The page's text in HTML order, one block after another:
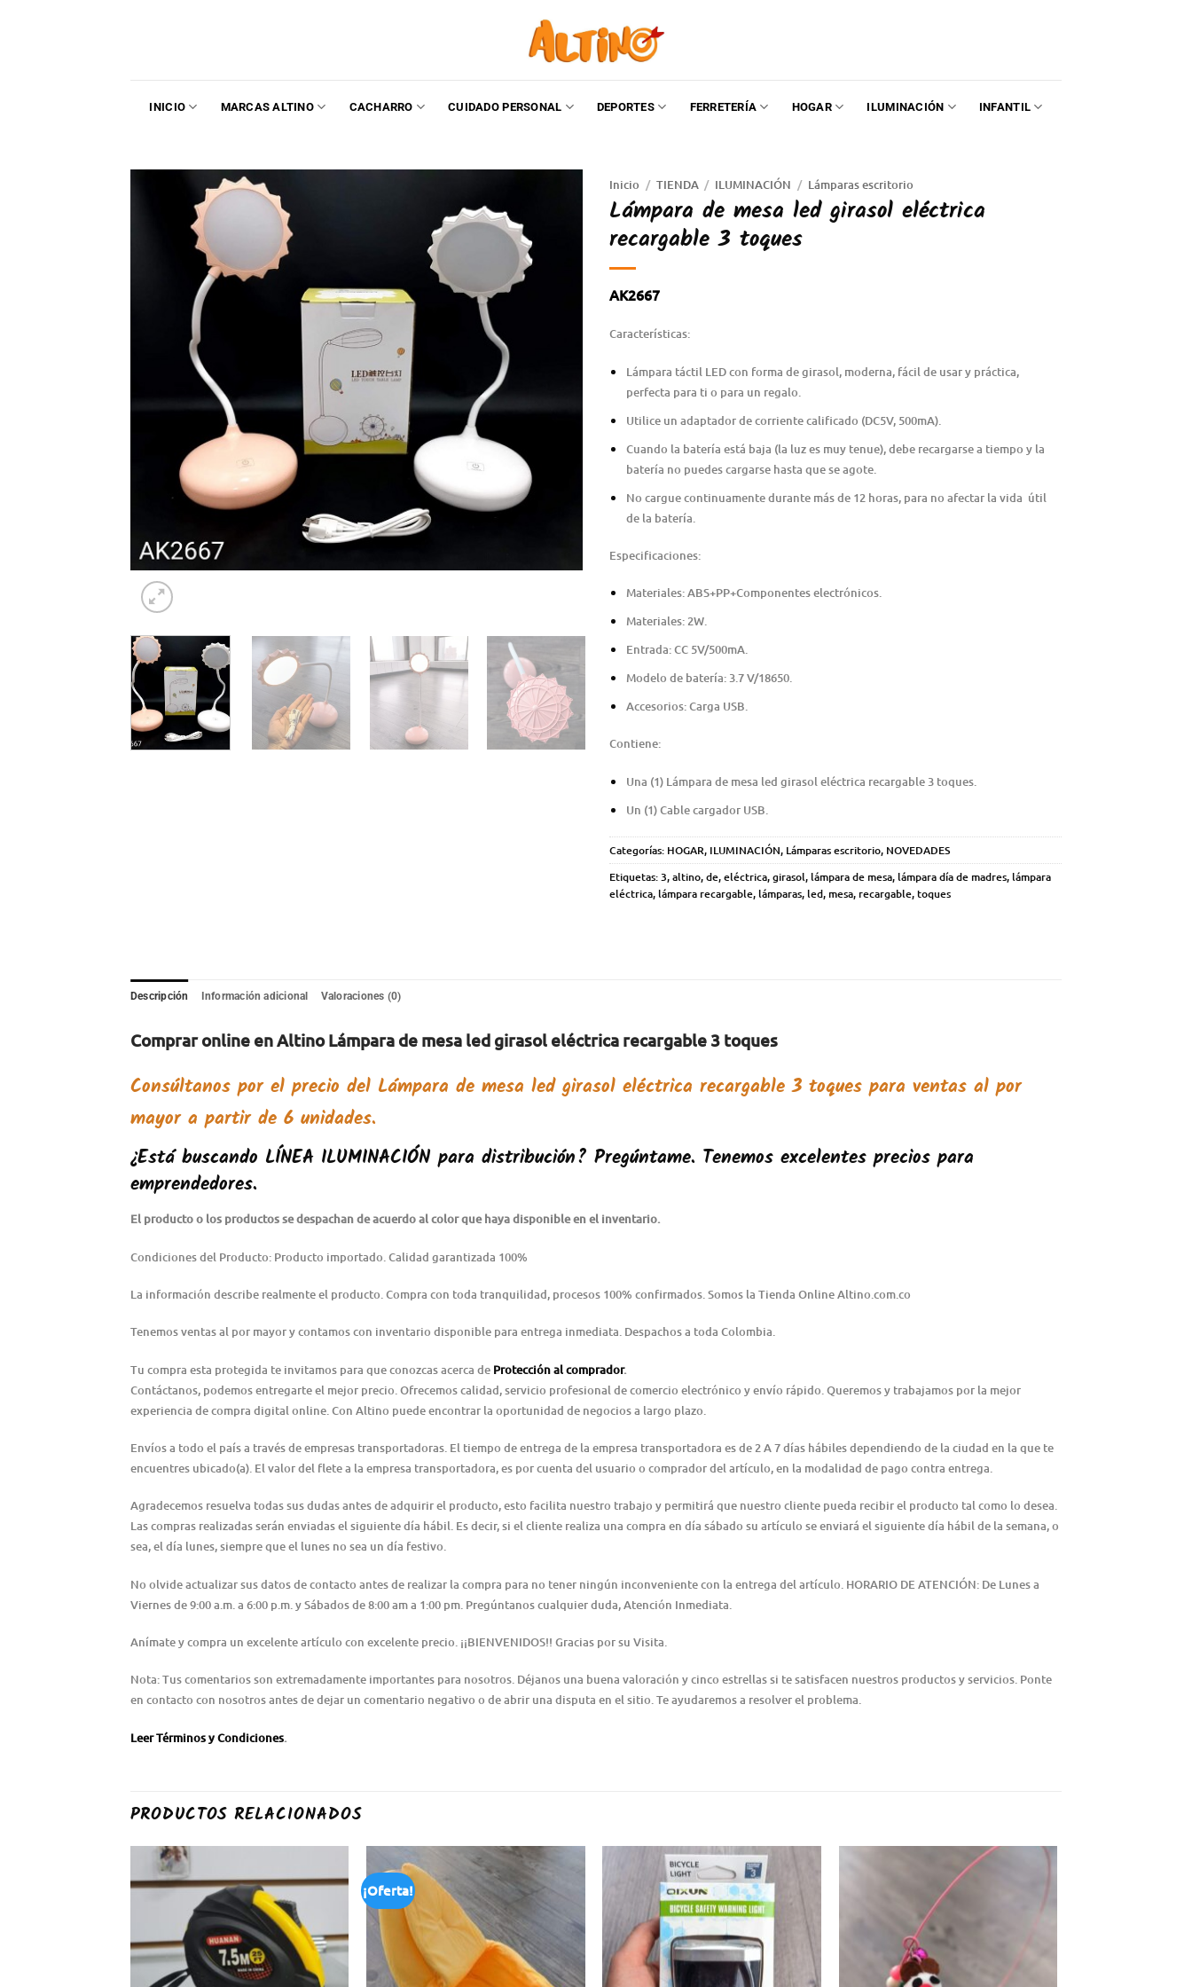
INICIO MARCAS ALTINO CACHARRO CUIDADO PERSONAL DEPORTES FERRETERÍA HOGAR ILUMINACIÓN INFANTIL
Inicio / TIENDA / ILUMINACIÓN / Lámparas escritorio
Lámpara de mesa led girasol eléctrica
recargable 3 toques
AK2667
Características:
Lámpara táctil LED con forma de girasol, moderna, fácil de usar y práctica,
perfecta para ti o para un regalo.
Utilice un adaptador de corriente calificado (DC5V, 500mA).
Cuando la batería está baja (la luz es muy tenue), debe recargarse a tiempo y la
batería no puedes cargarse hasta que se agote.
No cargue continuamente durante más de 12 horas, para no afectar la vida útil
de la batería.
Especificaciones:
Materiales: ABS+PP+Componentes electrónicos.
Materiales: 2W.
Entrada: CC 5V/500mA.
Modelo de batería: 3.7 V/18650.
Accesorios: Carga USB.
Contiene:
Una (1) Lámpara de mesa led girasol eléctrica recargable 3 toques.
Un (1) Cable cargador USB.
Categorías: HOGAR, ILUMINACIÓN, Lámparas escritorio, NOVEDADES
Etiquetas:3,altino,de,eléctrica,girasol, lámpara de mesa, lámpara día de madres, lámpara
eléctrica, lámpara recargable, lámparas, led, mesa, recargable,toques
Descripción Información adicional Valoraciones (0)
Comprar online en Altino Lámpara de mesa led girasol eléctrica recargable 3 toques
Consúltanos por el precio del Lámpara de mesa led girasol eléctrica recargable 3 toquespara ventas al por
mayor a partir de 6 unidades.
¿Está buscando LÍNEA ILUMINACIÓN para distribución? Pregúntame. Tenemos excelentes precios para
emprendedores.
El producto o los productos se despachan de acuerdo al color que haya disponible en el inventario.
Condiciones del Producto: Producto importado. Calidad garantizada 100%
La información describe realmente el producto. Compra con toda tranquilidad, procesos 100% confirmados. Somos la Tienda Online Altino.com.co
Tenemos ventas al por mayor y contamos con inventario disponible para entrega inmediata. Despachos a toda Colombia.
Tu compra esta protegida te invitamos para que conozcas acerca de Protección al comprador.
Contáctanos, podemos entregarte el mejor precio. Ofrecemos calidad, servicio profesional de comercio electrónico y envío rápido. Queremos y trabajamos por la mejor
experiencia de compra digital online. Con Altino puede encontrar la oportunidad de negocios a largo plazo.
Envíos a todo el país a través de empresas transportadoras. El tiempo de entrega de la empresa transportadora es de 2 A 7 días hábiles dependiendo de la ciudad en la que te
encuentres ubicado(a). El valor del flete a la empresa transportadora, es por cuenta del usuario o comprador del artículo, en la modalidad de pago contra entrega.
Agradecemos resuelva todas sus dudas antes de adquirir el producto, esto facilita nuestro trabajo y permitirá que nuestro cliente pueda recibir el producto tal como lo desea.
Las compras realizadas serán enviadas el siguiente día hábil. Es decir, si el cliente realiza una compra en día sábado su artículo se enviará el siguiente día hábil de la semana, o
sea, el día lunes, siempre que el lunes no sea un día festivo.
No olvide actualizar sus datos de contacto antes de realizar la compra para no tener ningún inconveniente con la entrega del artículo. HORARIO DE ATENCIÓN: De Lunes a
Viernes de 9:00 a.m. a 6:00 p.m. y Sábados de 8:00 am a 1:00 pm. Pregúntanos cualquier duda, Atención Inmediata.
Anímate y compra un excelente artículo con excelente precio. ¡¡BIENVENIDOS!! Gracias por su Visita.
Nota: Tus comentarios son extremadamente importantes para nosotros. Déjanos una buena valoración y cinco estrellas si te satisfacen nuestros productos y servicios. Ponte
en contacto con nosotros antes de dejar un comentario negativo o de abrir una disputa en el sitio. Te ayudaremos a resolver el problema.
Leer Términos y Condiciones.
PRODUCTOS RELACIONADOS
¡Oferta!